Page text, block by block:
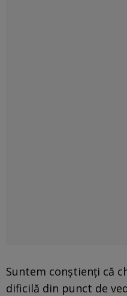
Suntem conștienți că
dificilă din punct de